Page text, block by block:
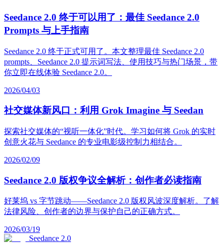
Seedance 2.0 终于可以用了：最佳 Seedance 2.0
Prompts 与上手指南
Seedance 2.0 终于正式可用了。本文整理最佳 Seedance 2.0
prompts、Seedance 2.0 提示词写法、使用技巧与热门场景，带
你立即在线体验 Seedance 2.0。
2026/04/03
社交媒体新风口：利用 Grok Imagine 与 Seedan
探索社交媒体的“视听一体化”时代。学习如何将 Grok 的实时
创意火花与 Seedance 的专业电影级控制力相结合。
2026/02/09
Seedance 2.0 版权争议全解析：创作者必读指南
好莱坞 vs 字节跳动——Seedance 2.0 版权风波深度解析。了解
法律风险、创作者的边界与保护自己的正确方式。
2026/03/19
Seedance 2.0